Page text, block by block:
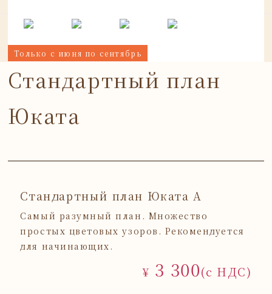
Только с июня по сентябрь
Стандартный план
Юката
Стандартный план Юката А
Самый разумный план. Множество
простых цветовых узоров. Рекомендуется
для начинающих.
¥ 3 300(с НДС)